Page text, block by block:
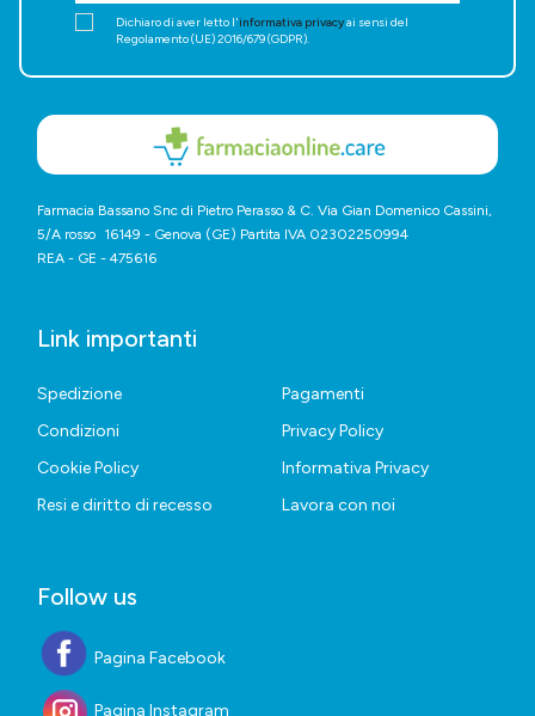
Dichiaro di aver letto l'informativa privacyai sensi del
Regolamento (UE) 2016/679 (GDPR).
Farmacia Bassano Snc di Pietro Perasso & C. Via Gian Domenico Cassini,
5/A rosso 16149 - Genova (GE) Partita IVA 02302250994
REA - GE - 475616
Link importanti
Spedizione
Pagamenti
Condizioni
Privacy Policy
Cookie Policy
Informativa Privacy
Resi e diritto di recesso
Lavora con noi
Follow us
Pagina Facebook
Pagina Instagram